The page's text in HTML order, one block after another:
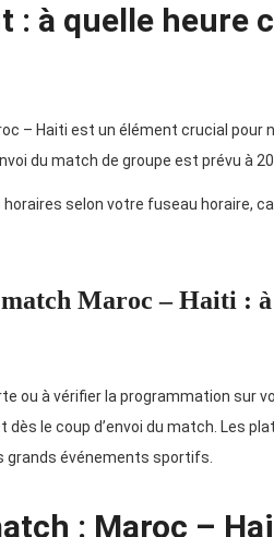
: à quelle heure
– Haiti est un élément crucial pour
du match de groupe est prévu à
horaires selon votre fuseau horaire,
Maroc – Haiti :
ou à vérifier la programmation sur
dès le coup d’envoi du match. Les
grands événements sportifs.
: Maroc –